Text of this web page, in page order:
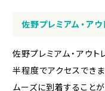
佐野プレミアム・ア
佐野プレミアム・アウ
半程度でアクセスでき
ムーズに到着すること